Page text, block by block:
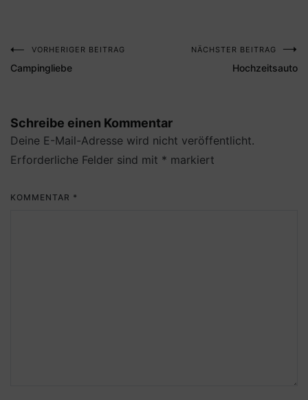
Beitragsnavigation
VORHERIGER BEITRAG
Campingliebe
NÄCHSTER BEITRAG
Hochzeitsauto
Schreibe einen Kommentar
Deine E-Mail-Adresse wird nicht veröffentlicht.
Erforderliche Felder sind mit * markiert
KOMMENTAR *